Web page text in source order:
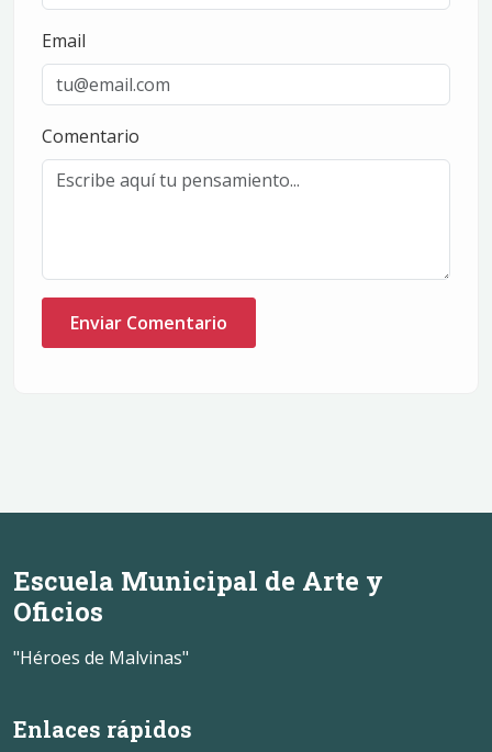
Email
Comentario
Enviar Comentario
Escuela Municipal de Arte y
Oficios
"Héroes de Malvinas"
Enlaces rápidos